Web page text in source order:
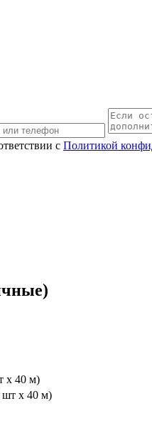
с Политикой
х 40 м)
шт х 40 м)